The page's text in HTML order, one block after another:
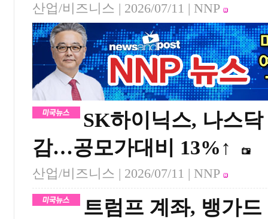
산업/비즈니스 | 2026/07/11 | NNP
SK하이닉스, 나스
감…공모가대비 13%↑
산업/비즈니스 | 2026/07/11 | NNP
트럼프 계좌, 뱅가